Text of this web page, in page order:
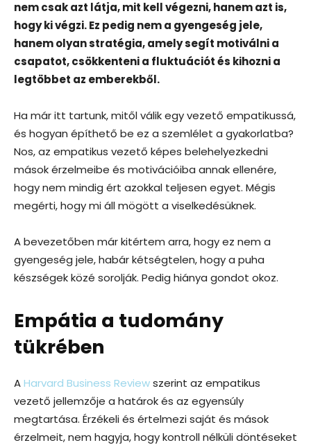
nem csak azt látja, mit kell végezni, hanem azt is,
hogy ki végzi. Ez pedig nem a gyengeség jele,
hanem olyan stratégia, amely segít motiválni a
csapatot, csökkenteni a fluktuációt és kihozni a
legtöbbet az emberekből.
Ha már itt tartunk, mitől válik egy vezető empatikussá,
és hogyan építhető be ez a szemlélet a gyakorlatba?
Nos, az empatikus vezető képes belehelyezkedni
mások érzelmeibe és motivációiba annak ellenére,
hogy nem mindig ért azokkal teljesen egyet. Mégis
megérti, hogy mi áll mögött a viselkedésüknek.
A bevezetőben már kitértem arra, hogy ez nem a
gyengeség jele, habár kétségtelen, hogy a puha
készségek közé sorolják. Pedig hiánya gondot okoz.
Empátia a tudomány
tükrében
AHarvard Business Reviewszerint az empatikus
vezető jellemzője a határok és az egyensúly
megtartása. Érzékeli és értelmezi saját és mások
érzelmeit, nem hagyja, hogy kontroll nélküli döntéseket